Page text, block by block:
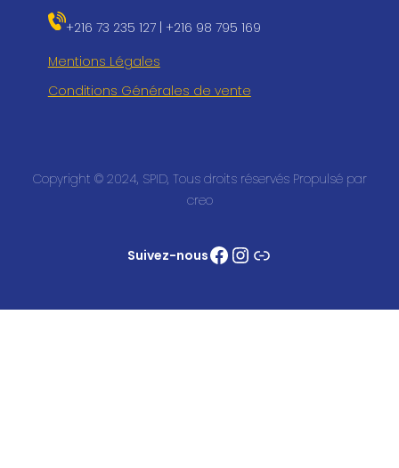
+216 73 235 127 | +216 98 795 169
Mentions Légales
Conditions Générales de vente
Copyright © 2024, SPID, Tous droits réservés Propulsé par
creo
Suivez-nous